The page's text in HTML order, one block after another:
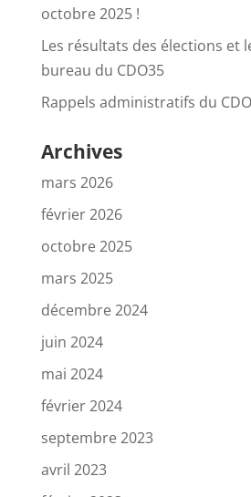
octobre 2025 !
Les résultats des élections et
bureau du CDO35
Rappels administratifs du
Archives
mars 2026
février 2026
octobre 2025
mars 2025
décembre 2024
juin 2024
mai 2024
février 2024
septembre 2023
avril 2023